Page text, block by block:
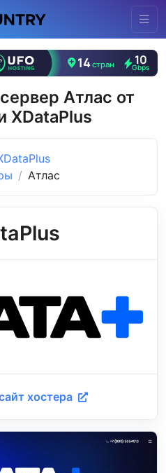
Атлас от
XDataPlus
Атлас
хостера